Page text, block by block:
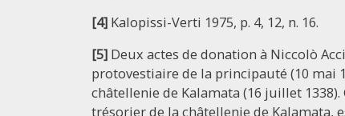
[4] Kalopissi-Verti 1975, p. 4, 12, n. 16.
[5] Deux actes de donation à Niccolò
protovestiaire de la principauté (10 mai
châtellenie de Kalamata (16 juillet
trésorier de la châtellenie de Kalamata,